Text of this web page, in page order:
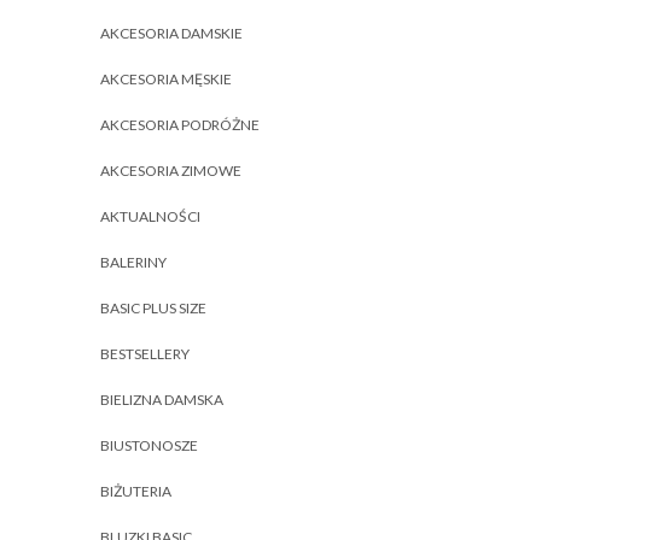
AKCESORIA DAMSKIE
AKCESORIA MĘSKIE
AKCESORIA PODRÓŻNE
AKCESORIA ZIMOWE
AKTUALNOŚCI
BALERINY
BASIC PLUS SIZE
BESTSELLERY
BIELIZNA DAMSKA
BIUSTONOSZE
BIŻUTERIA